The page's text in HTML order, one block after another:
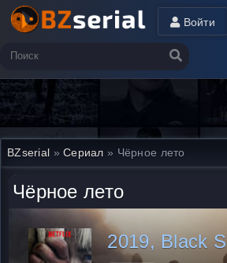
Войти
BZserial »Сериал » Чёрное лето
Чёрное лето
2019, Black